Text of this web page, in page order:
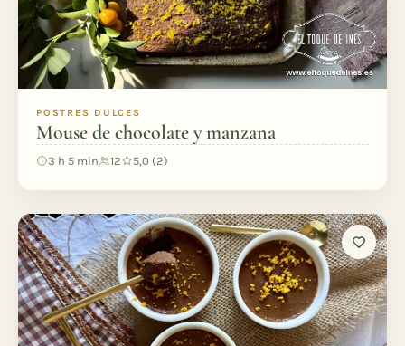
POSTRES DULCES
Mouse de chocolate y manzana
3 h 5 min 12 5,0 (2)